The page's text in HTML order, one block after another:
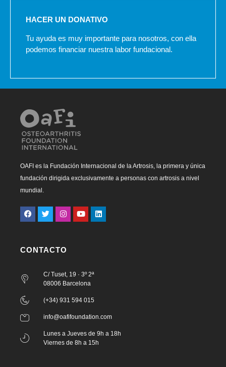
HACER UN DONATIVO
Tu ayuda es muy importante para nosotros, con ella
podemos financiar nuestra labor fundacional.
OAFI es la Fundación Internacional de la Artrosis, la primera y única
fundación dirigida exclusivamente a personas con artrosis a nivel
mundial.
CONTACTO
C/ Tuset, 19 · 3º 2ª
08006 Barcelona
(+34) 931 594 015
info@oafifoundation.com
Lunes a Jueves de 9h a 18h
Viernes de 8h a 15h